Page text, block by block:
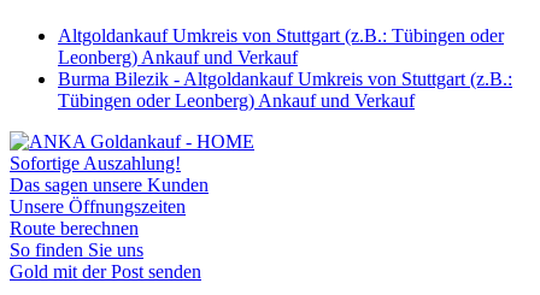
Altgoldankauf Umkreis von Stuttgart (z.B.: Tübingen oder
Leonberg) Ankauf und Verkauf
Burma Bilezik - Altgoldankauf Umkreis von Stuttgart (z.B.:
Tübingen oder Leonberg) Ankauf und Verkauf
Sofortige Auszahlung!
Das sagen unsere Kunden
Unsere Öffnungszeiten
Route berechnen
So finden Sie uns
Gold mit der Post senden